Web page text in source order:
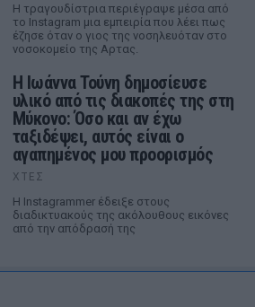
Η τραγουδίστρια περιέγραψε μέσα από
το Instagram μια εμπειρία που λέει πως
έζησε όταν ο γιος της νοσηλευόταν στο
νοσοκομείο της Αρτας.
Η Ιωάννα Τούνη δημοσίευσε
υλικό από τις διακοπές της στη
Μύκονο: Όσο και αν έχω
ταξιδέψει, αυτός είναι ο
αγαπημένος μου προορισμός
ΧΤΕΣ
Η Instagrammer έδειξε στους
διαδικτυακούς της ακόλουθους εικόνες
από την απόδρασή της